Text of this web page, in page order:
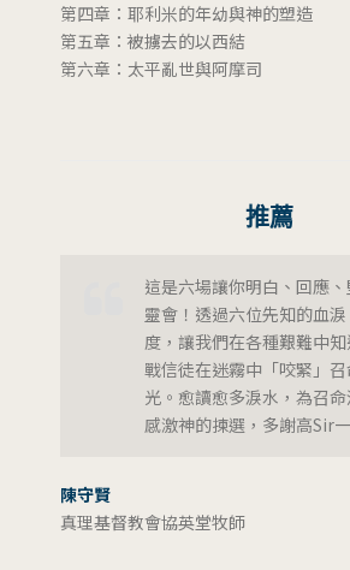
第四章：耶利米的年幼與神的塑造
第五章：被擄去的以西結
第六章：太平亂世與阿摩司
推薦
這是六場讓你明白、回應
靈會！透過六位先知的血
度，讓我們在各種艱難中
戰信徒在迷霧中「咬緊」
光。愈讀愈多淚水，為召命
感激神的揀選，多謝高Sir
陳守賢
真理基督教會協英堂牧師